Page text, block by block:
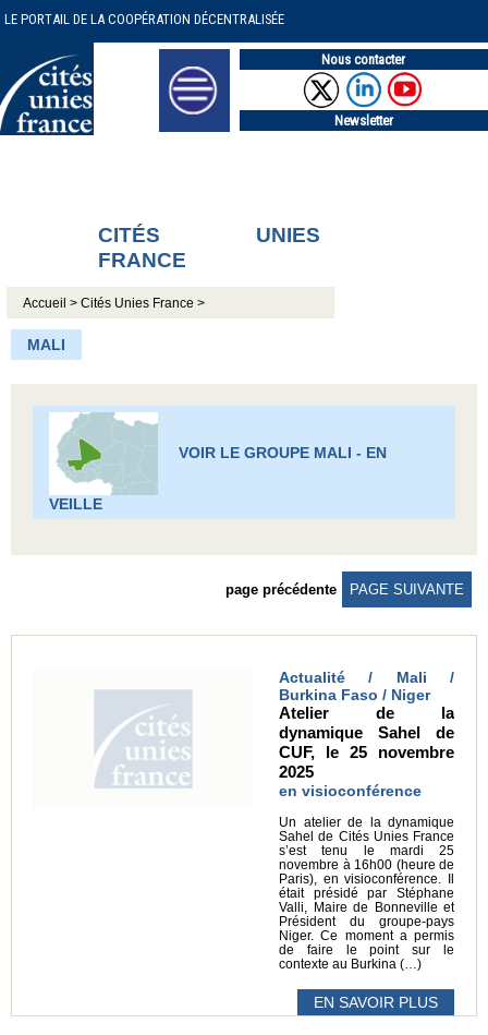
LE PORTAIL DE LA COOPÉRATION DÉCENTRALISÉE
Nous contacter
Newsletter
CITÉS UNIES
FRANCE
Accueil >Cités Unies France >
MALI
VOIR LE GROUPE MALI - EN
VEILLE
page précédente PAGE SUIVANTE
Actualité / Mali /
Burkina Faso / Niger
Atelier de la
dynamique Sahel de
CUF, le 25 novembre
2025
en visioconférence
Un atelier de la dynamique
Sahel de Cités Unies France
s’est tenu le mardi 25
novembre à 16h00 (heure de
Paris), en visioconférence. Il
était présidé par Stéphane
Valli, Maire de Bonneville et
Président du groupe-pays
Niger. Ce moment a permis
de faire le point sur le
contexte au Burkina (…)
EN SAVOIR PLUS